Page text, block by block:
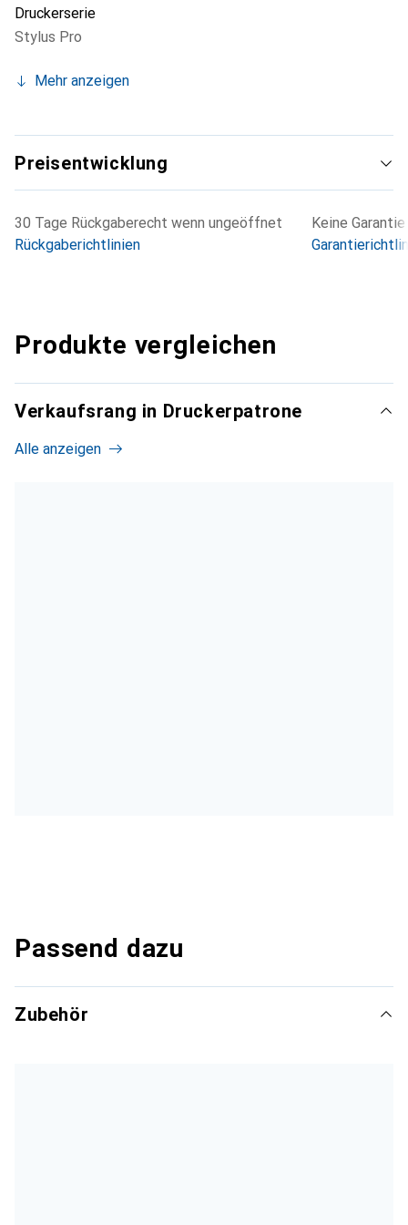
Druckerserie
Stylus Pro
Mehr anzeigen
Preisentwicklung
30 Tage Rückgaberecht wenn ungeöffnet
Rückgaberichtlinien
Keine Garantie
Produkte vergleichen
Verkaufsrang in Druckerpatrone
Alle anzeigen
Passend dazu
Zubehör